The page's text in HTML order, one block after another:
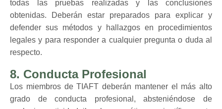
todas las pruebas realizadas y las conclusiones
obtenidas. Deberán estar preparados para explicar y
defender sus métodos y hallazgos en procedimientos
legales y para responder a cualquier pregunta o duda al
respecto.
8. Conducta Profesional
Los miembros de TIAFT deberán mantener el más alto
grado de conducta profesional, absteniéndose de